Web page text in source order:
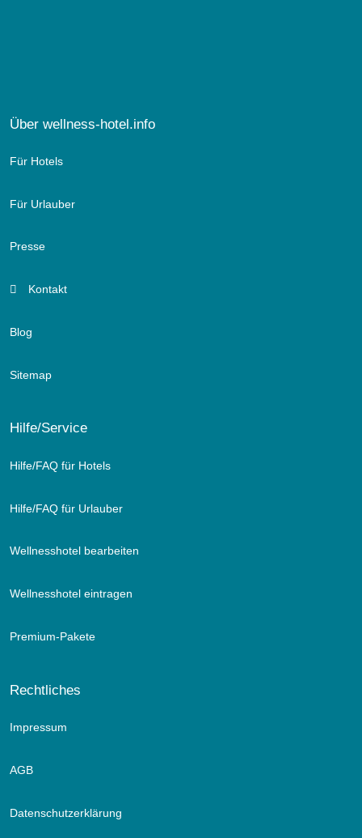
Über wellness-hotel.info
Für Hotels
Für Urlauber
Presse
Kontakt
Blog
Sitemap
Hilfe/Service
Hilfe/FAQ für Hotels
Hilfe/FAQ für Urlauber
Wellnesshotel bearbeiten
Wellnesshotel eintragen
Premium-Pakete
Rechtliches
Impressum
AGB
Datenschutzerklärung